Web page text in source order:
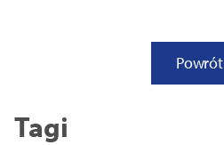
Powrót
Tagi